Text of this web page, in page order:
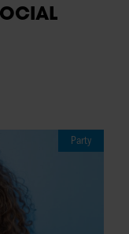
Party